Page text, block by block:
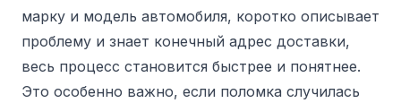
марку и модель автомобиля, коротко описывает
проблему и знает конечный адрес доставки,
весь процесс становится быстрее и понятнее.
Это особенно важно, если поломка случилась